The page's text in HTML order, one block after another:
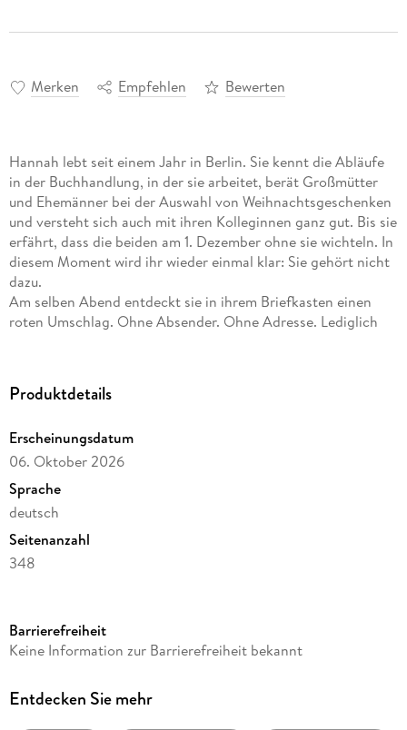
Merken Empfehlen Bewerten
Hannah lebt seit einem Jahr in Berlin. Sie kennt die Abläufe
in der Buchhandlung, in der sie arbeitet, berät Großmütter
und Ehemänner bei der Auswahl von Weihnachtsgeschenken
und versteht sich auch mit ihren Kolleginnen ganz gut. Bis sie
erfährt, dass die beiden am 1. Dezember ohne sie wichteln. In
diesem Moment wird ihr wieder einmal klar: Sie gehört nicht
dazu.
Am selben Abend entdeckt sie in ihrem Briefkasten einen
roten Umschlag. Ohne Absender. Ohne Adresse. Lediglich
diesen Briefen einen ganz besonderen Adventskalender, der
Und auch wenn sie nicht weiß, woher die Briefe stammen,
erkennt sie mehr und mehr, dass sie für sie bestimmt sind.
Jeden Tag geht sie einen kleinen Schritt und irgendwann
erkennt sie, dass das eigene Glück nicht vom Außen abhängt,
sondern vor allem von den Entscheidungen, die sie täglich
für sich selbst trifft.
Produktdetails
Erscheinungsdatum
06. Oktober 2026
Sprache
deutsch
Seitenanzahl
348
Autor/Autorin
Verlag/Hersteller
Barrierefreiheit
Keine Information zur Barrierefreiheit bekannt
Entdecken Sie mehr